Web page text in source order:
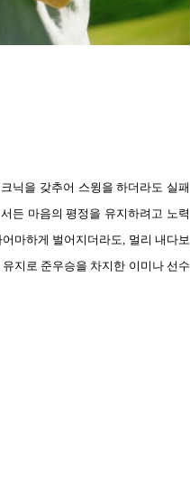
닉을 갖추어 스윙을 하더라도 실패
든 마음의 평정을 유지하려고 노력
마하게 벌어지더라도, 멀리 내다보
지로 준우승을 차지한 이미나 선수